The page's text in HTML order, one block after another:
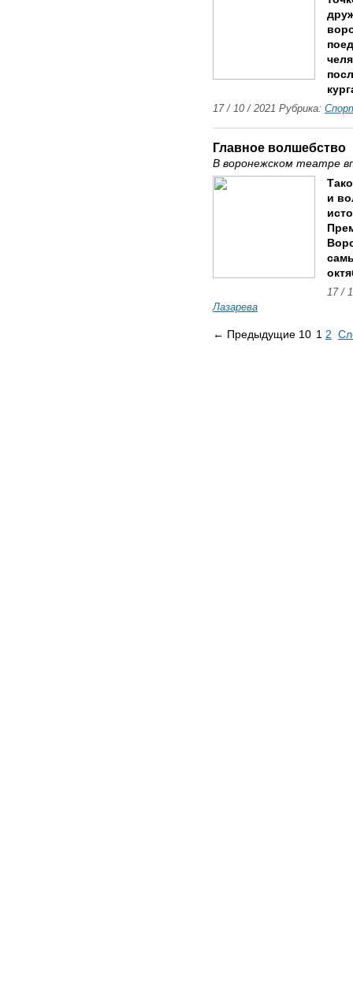
17 / 10 / 2021 Рубрика:
Главное волшебство
В воронежском театре
и
17 /
Лазарева
← Предыдущие 10 1 2